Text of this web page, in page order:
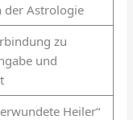
der Astrologie
zu
und
Heiler“